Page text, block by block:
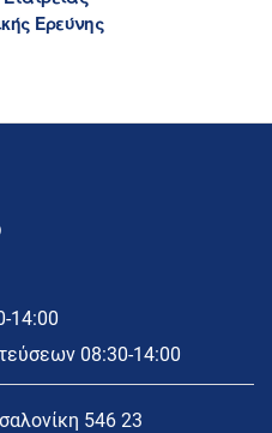
Ερεύνης
14:00
08:30-14:00
546 23